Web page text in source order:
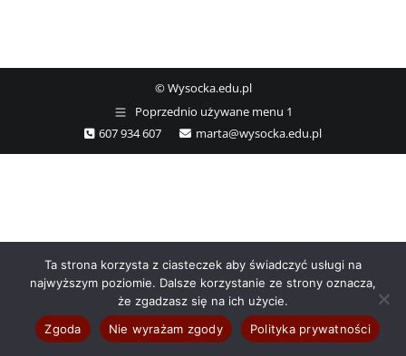
© Wysocka.edu.pl
Poprzednio używane menu 1
607 934 607
marta@wysocka.edu.pl
Ta strona korzysta z ciasteczek aby świadczyć usługi na
najwyższym poziomie. Dalsze korzystanie ze strony oznacza,
że zgadzasz się na ich użycie.
Zgoda
Nie wyrażam zgody Polityka prywatności